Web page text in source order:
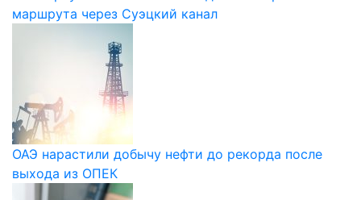
маршрута через Суэцкий канал
ОАЭ нарастили добычу нефти до рекорда после
выхода из ОПЕК